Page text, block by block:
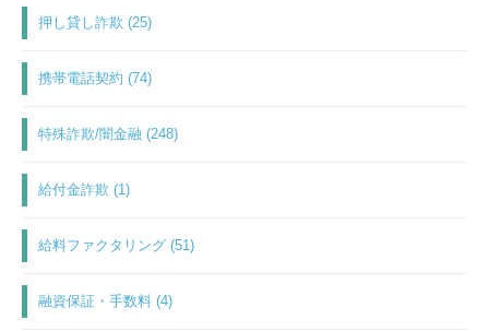
押し貸し詐欺 (25)
携帯電話契約 (74)
特殊詐欺/闇金融 (248)
給付金詐欺 (1)
給料ファクタリング (51)
融資保証・手数料 (4)